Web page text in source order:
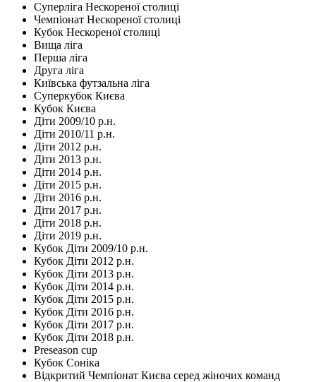
Суперліга Нескореної столиці
Чемпіонат Нескореної столиці
Кубок Нескореної столиці
Вища ліга
Перша ліга
Друга ліга
Київська футзальна ліга
Суперкубок Києва
Кубок Києва
Діти 2009/10 р.н.
Діти 2010/11 р.н.
Діти 2012 р.н.
Діти 2013 р.н.
Діти 2014 р.н.
Діти 2015 р.н.
Діти 2016 р.н.
Діти 2017 р.н.
Діти 2018 р.н.
Діти 2019 р.н.
Кубок Діти 2009/10 р.н.
Кубок Діти 2012 р.н.
Кубок Діти 2013 р.н.
Кубок Діти 2014 р.н.
Кубок Діти 2015 р.н.
Кубок Діти 2016 р.н.
Кубок Діти 2017 р.н.
Кубок Діти 2018 р.н.
Preseason cup
Кубок Соніка
Відкритий Чемпіонат Києва серед жіночих команд